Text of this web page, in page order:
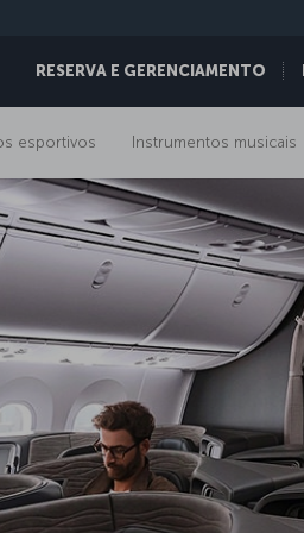
RESERVA E GERENCIAMENTO
esportivos Instrumentos musicais